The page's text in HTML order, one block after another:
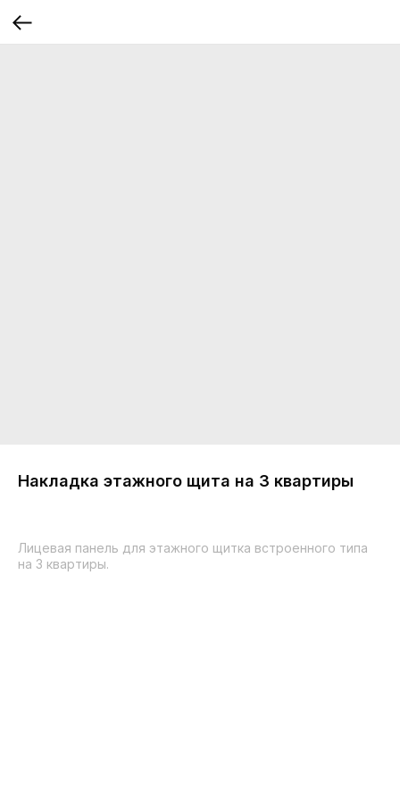
Накладка этажного щита на 3 квартиры
Лицевая панель для этажного щитка встроенного типа
на 3 квартиры.